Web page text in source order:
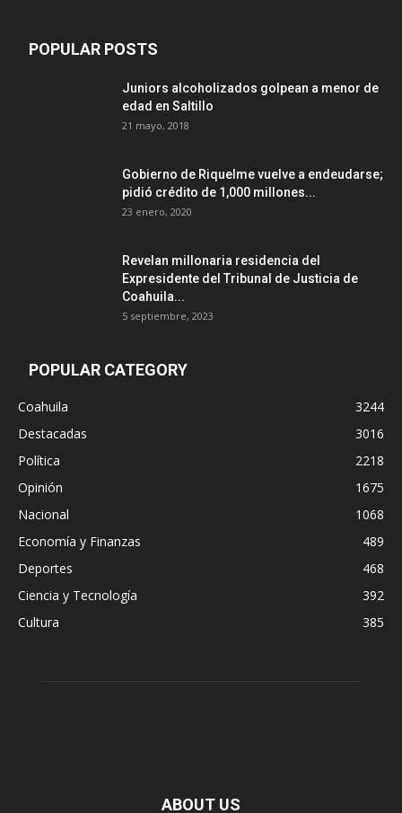
POPULAR POSTS
Juniors alcoholizados golpean a menor de
edad en Saltillo
21 mayo, 2018
Gobierno de Riquelme vuelve a endeudarse;
pidió crédito de 1,000 millones...
23 enero, 2020
Revelan millonaria residencia del
Expresidente del Tribunal de Justicia de
Coahuila...
5 septiembre, 2023
POPULAR CATEGORY
Coahuila
3244
Destacadas
3016
Política
2218
Opinión
1675
Nacional
1068
Economía y Finanzas
489
Deportes
468
Ciencia y Tecnología
392
Cultura
385
ABOUT US